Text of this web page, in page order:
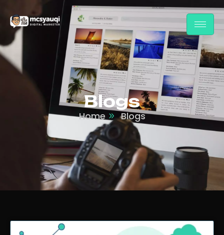
Blogs
Home Blogs